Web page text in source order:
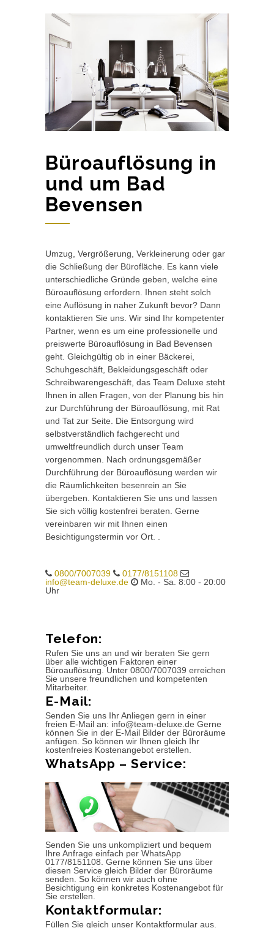
Büroauflösung in
und um Bad
Bevensen
Umzug, Vergrößerung, Verkleinerung oder gar
die Schließung der Bürofläche. Es kann viele
unterschiedliche Gründe geben, welche eine
Büroauflösung erfordern. Ihnen steht solch
eine Auflösung in naher Zukunft bevor? Dann
kontaktieren Sie uns. Wir sind Ihr kompetenter
Partner, wenn es um eine professionelle und
preiswerte Büroauflösung in Bad Bevensen
geht. Gleichgültig ob in einer Bäckerei,
Schuhgeschäft, Bekleidungsgeschäft oder
Schreibwarengeschäft, das Team Deluxe steht
Ihnen in allen Fragen, von der Planung bis hin
zur Durchführung der Büroauflösung, mit Rat
und Tat zur Seite. Die Entsorgung wird
selbstverständlich fachgerecht und
umweltfreundlich durch unser Team
vorgenommen. Nach ordnungsgemäßer
Durchführung der Büroauflösung werden wir
die Räumlichkeiten besenrein an Sie
übergeben. Kontaktieren Sie uns und lassen
Sie sich völlig kostenfrei beraten. Gerne
vereinbaren wir mit Ihnen einen
Besichtigungstermin vor Ort. .
0800/7007039
0177/8151108
info@team-deluxe.de
Mo. - Sa. 8:00 - 20:00
Uhr
Telefon:
Rufen Sie uns an und wir beraten Sie gern
über alle wichtigen Faktoren einer
Büroauflösung. Unter 0800/7007039 erreichen
Sie unsere freundlichen und kompetenten
Mitarbeiter.
E-Mail:
Senden Sie uns Ihr Anliegen gern in einer
freien E-Mail an: info@team-deluxe.de Gerne
können Sie in der E-Mail Bilder der Büroräume
anfügen. So können wir Ihnen gleich Ihr
kostenfreies Kostenangebot erstellen.
WhatsApp – Service:
Senden Sie uns unkompliziert und bequem
Ihre Anfrage einfach per WhatsApp
0177/8151108. Gerne können Sie uns über
diesen Service gleich Bilder der Büroräume
senden. So können wir auch ohne
Besichtigung ein konkretes Kostenangebot für
Sie erstellen.
Kontaktformular:
Füllen Sie gleich unser Kontaktformular aus.